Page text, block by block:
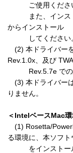
ご使用くださ
また、インスト
からインストール
してください
(2) 本ドライバー
Rev.1.0x、及び
Rev.5.7e での設
(3) 本ドライバー
りません。
＜IntelベースMac
(1) Rosetta/
る環境に、本ソフト
をインストール